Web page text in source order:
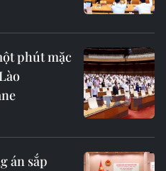
phút mặc
án sắp